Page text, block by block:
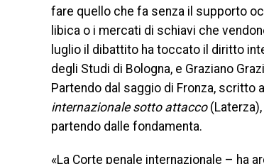
fare quello che fa senza il supporto
libica o i mercati di schiavi che
luglio il dibattito ha toccato il diritto
degli Studi di Bologna, e Graziano
Partendo dal saggio di Fronza, scritto
internazionale sotto attacco(Laterza),
partendo dalle fondamenta.
«La Corte penale internazionale – ha